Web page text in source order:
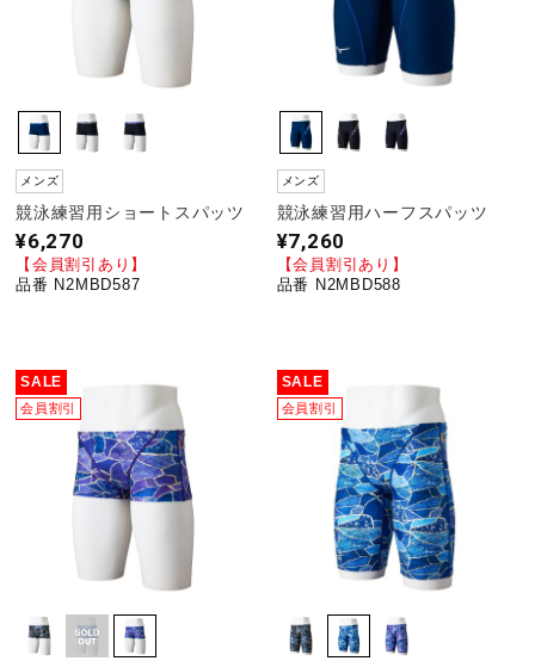
メンズ
競泳練習用ショートスパッツ
¥6,270
【会員割引あり】
品番 N2MBD587
メンズ
競泳練習用ハーフスパッツ
¥7,260
【会員割引あり】
品番 N2MBD588
SALE
会員割引
SALE
会員割引